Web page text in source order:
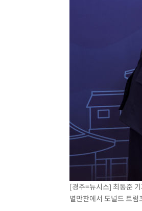
[속보]코스닥, 800p 회
[속보]코스피, 301.88포
[속보]원·달러 환율, 0.7원
"여기 떨어졌다"…다누리,
손흥민, 5경기 연속골 실
내일까지 39도 '펄펄'…기
트럼프, 한국계 진보 주지
"美간섭에 합의 지연"…트
[속보]산업장관 "李정부,
[속보]경찰, '홍명보 선임
[경주=뉴시스] 최동준
별만찬에서 도널드 트